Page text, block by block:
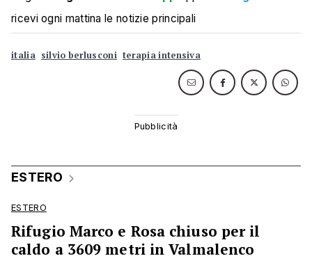
ricevi ogni mattina le notizie principali
italia silvio berlusconi terapia intensiva
ESTERO
ESTERO
Rifugio Marco e Rosa chiuso per il
caldo a 3609 metri in Valmalenco